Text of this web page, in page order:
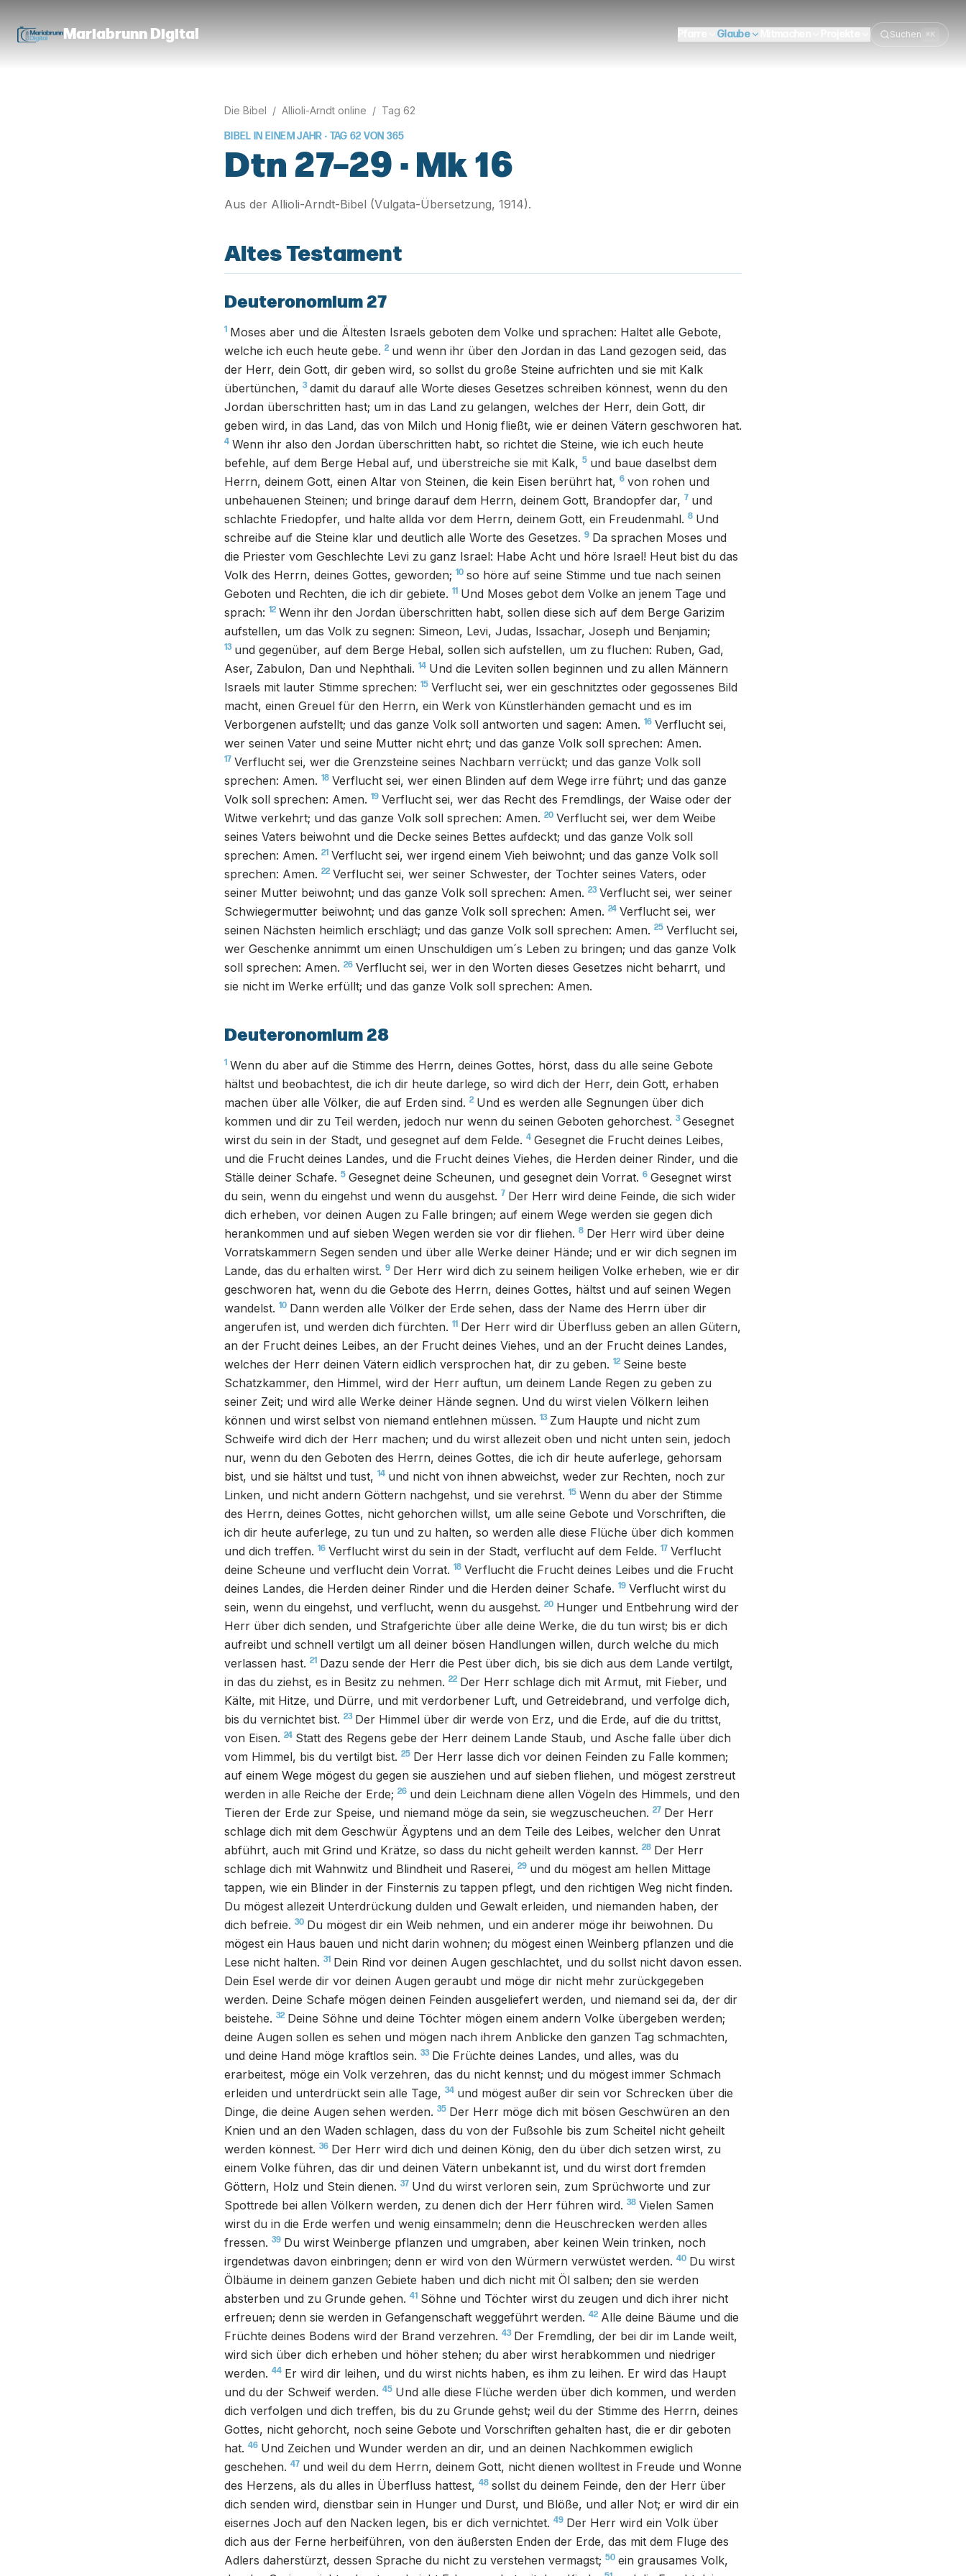
Mariabrunn Digital Glaube Suchen ⌘K
Die Bibel / Allioli-Arndt online / Tag 62
BIBEL IN EINEM JAHR · TAG62 VON 365
Dtn 27–29 · Mk 16
Aus der Allioli-Arndt-Bibel (Vulgata-Übersetzung, 1914).
Altes Testament
Deuteronomium 27
1 Moses aber und die Ältesten Israels geboten dem Volke und sprachen: Haltet alle Gebote,
welche ich euch heute gebe. 2 und wenn ihr über den Jordan in das Land gezogen seid, das
der Herr, dein Gott, dir geben wird, so sollst du große Steine aufrichten und sie mit Kalk
übertünchen, 3 damit du darauf alle Worte dieses Gesetzes schreiben könnest, wenn du den
Jordan überschritten hast; um in das Land zu gelangen, welches der Herr, dein Gott, dir
geben wird, in das Land, das von Milch und Honig fließt, wie er deinen Vätern geschworen hat.
4 Wenn ihr also den Jordan überschritten habt, so richtet die Steine, wie ich euch heute
befehle, auf dem Berge Hebal auf, und überstreiche sie mit Kalk, 5 und baue daselbst dem
Herrn, deinem Gott, einen Altar von Steinen, die kein Eisen berührt hat, 6 von rohen und
unbehauenen Steinen; und bringe darauf dem Herrn, deinem Gott, Brandopfer dar, 7 und
schlachte Friedopfer, und halte allda vor dem Herrn, deinem Gott, ein Freudenmahl. 8 Und
schreibe auf die Steine klar und deutlich alle Worte des Gesetzes. 9 Da sprachen Moses und
die Priester vom Geschlechte Levi zu ganz Israel: Habe Acht und höre Israel! Heut bist du das
Volk des Herrn, deines Gottes, geworden; 10 so höre auf seine Stimme und tue nach seinen
Geboten und Rechten, die ich dir gebiete. 11 Und Moses gebot dem Volke an jenem Tage und
sprach: 12 Wenn ihr den Jordan überschritten habt, sollen diese sich auf dem Berge Garizim
aufstellen, um das Volk zu segnen: Simeon, Levi, Judas, Issachar, Joseph und Benjamin;
13 und gegenüber, auf dem Berge Hebal, sollen sich aufstellen, um zu fluchen: Ruben, Gad,
Aser, Zabulon, Dan und Nephthali. 14 Und die Leviten sollen beginnen und zu allen Männern
Israels mit lauter Stimme sprechen: 15 Verflucht sei, wer ein geschnitztes oder gegossenes Bild
macht, einen Greuel für den Herrn, ein Werk von Künstlerhänden gemacht und es im
Verborgenen aufstellt; und das ganze Volk soll antworten und sagen: Amen. 16 Verflucht sei,
wer seinen Vater und seine Mutter nicht ehrt; und das ganze Volk soll sprechen: Amen.
17 Verflucht sei, wer die Grenzsteine seines Nachbarn verrückt; und das ganze Volk soll
sprechen: Amen. 18 Verflucht sei, wer einen Blinden auf dem Wege irre führt; und das ganze
Volk soll sprechen: Amen. 19 Verflucht sei, wer das Recht des Fremdlings, der Waise oder der
Witwe verkehrt; und das ganze Volk soll sprechen: Amen. 20 Verflucht sei, wer dem Weibe
seines Vaters beiwohnt und die Decke seines Bettes aufdeckt; und das ganze Volk soll
sprechen: Amen. 21 Verflucht sei, wer irgend einem Vieh beiwohnt; und das ganze Volk soll
sprechen: Amen. 22 Verflucht sei, wer seiner Schwester, der Tochter seines Vaters, oder
seiner Mutter beiwohnt; und das ganze Volk soll sprechen: Amen. 23 Verflucht sei, wer seiner
Schwiegermutter beiwohnt; und das ganze Volk soll sprechen: Amen. 24 Verflucht sei, wer
seinen Nächsten heimlich erschlägt; und das ganze Volk soll sprechen: Amen. 25 Verflucht sei,
wer Geschenke annimmt um einen Unschuldigen um´s Leben zu bringen; und das ganze Volk
soll sprechen: Amen. 26 Verflucht sei, wer in den Worten dieses Gesetzes nicht beharrt, und
sie nicht im Werke erfüllt; und das ganze Volk soll sprechen: Amen.
Deuteronomium 28
1 Wenn du aber auf die Stimme des Herrn, deines Gottes, hörst, dass du alle seine Gebote
hältst und beobachtest, die ich dir heute darlege, so wird dich der Herr, dein Gott, erhaben
machen über alle Völker, die auf Erden sind. 2 Und es werden alle Segnungen über dich
kommen und dir zu Teil werden, jedoch nur wenn du seinen Geboten gehorchest. 3 Gesegnet
wirst du sein in der Stadt, und gesegnet auf dem Felde. 4 Gesegnet die Frucht deines Leibes,
und die Frucht deines Landes, und die Frucht deines Viehes, die Herden deiner Rinder, und die
Ställe deiner Schafe. 5 Gesegnet deine Scheunen, und gesegnet dein Vorrat. 6 Gesegnet wirst
du sein, wenn du eingehst und wenn du ausgehst. 7 Der Herr wird deine Feinde, die sich wider
dich erheben, vor deinen Augen zu Falle bringen; auf einem Wege werden sie gegen dich
herankommen und auf sieben Wegen werden sie vor dir fliehen. 8 Der Herr wird über deine
Vorratskammern Segen senden und über alle Werke deiner Hände; und er wir dich segnen im
Lande, das du erhalten wirst. 9 Der Herr wird dich zu seinem heiligen Volke erheben, wie er dir
geschworen hat, wenn du die Gebote des Herrn, deines Gottes, hältst und auf seinen Wegen
wandelst. 10 Dann werden alle Völker der Erde sehen, dass der Name des Herrn über dir
angerufen ist, und werden dich fürchten. 11 Der Herr wird dir Überfluss geben an allen Gütern,
an der Frucht deines Leibes, an der Frucht deines Viehes, und an der Frucht deines Landes,
welches der Herr deinen Vätern eidlich versprochen hat, dir zu geben. 12 Seine beste
Schatzkammer, den Himmel, wird der Herr auftun, um deinem Lande Regen zu geben zu
seiner Zeit; und wird alle Werke deiner Hände segnen. Und du wirst vielen Völkern leihen
können und wirst selbst von niemand entlehnen müssen. 13 Zum Haupte und nicht zum
Schweife wird dich der Herr machen; und du wirst allezeit oben und nicht unten sein, jedoch
nur, wenn du den Geboten des Herrn, deines Gottes, die ich dir heute auferlege, gehorsam
bist, und sie hältst und tust, 14 und nicht von ihnen abweichst, weder zur Rechten, noch zur
Linken, und nicht andern Göttern nachgehst, und sie verehrst. 15 Wenn du aber der Stimme
des Herrn, deines Gottes, nicht gehorchen willst, um alle seine Gebote und Vorschriften, die
ich dir heute auferlege, zu tun und zu halten, so werden alle diese Flüche über dich kommen
und dich treffen. 16 Verflucht wirst du sein in der Stadt, verflucht auf dem Felde. 17 Verflucht
deine Scheune und verflucht dein Vorrat. 18 Verflucht die Frucht deines Leibes und die Frucht
deines Landes, die Herden deiner Rinder und die Herden deiner Schafe. 19 Verflucht wirst du
sein, wenn du eingehst, und verflucht, wenn du ausgehst. 20 Hunger und Entbehrung wird der
Herr über dich senden, und Strafgerichte über alle deine Werke, die du tun wirst; bis er dich
aufreibt und schnell vertilgt um all deiner bösen Handlungen willen, durch welche du mich
verlassen hast. 21 Dazu sende der Herr die Pest über dich, bis sie dich aus dem Lande vertilgt,
in das du ziehst, es in Besitz zu nehmen. 22 Der Herr schlage dich mit Armut, mit Fieber, und
Kälte, mit Hitze, und Dürre, und mit verdorbener Luft, und Getreidebrand, und verfolge dich,
bis du vernichtet bist. 23 Der Himmel über dir werde von Erz, und die Erde, auf die du trittst,
von Eisen. 24 Statt des Regens gebe der Herr deinem Lande Staub, und Asche falle über dich
vom Himmel, bis du vertilgt bist. 25 Der Herr lasse dich vor deinen Feinden zu Falle kommen;
auf einem Wege mögest du gegen sie ausziehen und auf sieben fliehen, und mögest zerstreut
werden in alle Reiche der Erde; 26 und dein Leichnam diene allen Vögeln des Himmels, und den
Tieren der Erde zur Speise, und niemand möge da sein, sie wegzuscheuchen. 27 Der Herr
schlage dich mit dem Geschwür Ägyptens und an dem Teile des Leibes, welcher den Unrat
abführt, auch mit Grind und Krätze, so dass du nicht geheilt werden kannst. 28 Der Herr
schlage dich mit Wahnwitz und Blindheit und Raserei, 29 und du mögest am hellen Mittage
tappen, wie ein Blinder in der Finsternis zu tappen pflegt, und den richtigen Weg nicht finden.
Du mögest allezeit Unterdrückung dulden und Gewalt erleiden, und niemanden haben, der
dich befreie. 30 Du mögest dir ein Weib nehmen, und ein anderer möge ihr beiwohnen. Du
mögest ein Haus bauen und nicht darin wohnen; du mögest einen Weinberg pflanzen und die
Lese nicht halten. 31 Dein Rind vor deinen Augen geschlachtet, und du sollst nicht davon essen.
Dein Esel werde dir vor deinen Augen geraubt und möge dir nicht mehr zurückgegeben
werden. Deine Schafe mögen deinen Feinden ausgeliefert werden, und niemand sei da, der dir
beistehe. 32 Deine Söhne und deine Töchter mögen einem andern Volke übergeben werden;
deine Augen sollen es sehen und mögen nach ihrem Anblicke den ganzen Tag schmachten,
und deine Hand möge kraftlos sein. 33 Die Früchte deines Landes, und alles, was du
erarbeitest, möge ein Volk verzehren, das du nicht kennst; und du mögest immer Schmach
erleiden und unterdrückt sein alle Tage, 34 und mögest außer dir sein vor Schrecken über die
Dinge, die deine Augen sehen werden. 35 Der Herr möge dich mit bösen Geschwüren an den
Knien und an den Waden schlagen, dass du von der Fußsohle bis zum Scheitel nicht geheilt
werden könnest. 36 Der Herr wird dich und deinen König, den du über dich setzen wirst, zu
einem Volke führen, das dir und deinen Vätern unbekannt ist, und du wirst dort fremden
Göttern, Holz und Stein dienen. 37 Und du wirst verloren sein, zum Sprüchworte und zur
Spottrede bei allen Völkern werden, zu denen dich der Herr führen wird. 38 Vielen Samen
wirst du in die Erde werfen und wenig einsammeln; denn die Heuschrecken werden alles
fressen. 39 Du wirst Weinberge pflanzen und umgraben, aber keinen Wein trinken, noch
irgendetwas davon einbringen; denn er wird von den Würmern verwüstet werden. 40 Du wirst
Ölbäume in deinem ganzen Gebiete haben und dich nicht mit Öl salben; den sie werden
absterben und zu Grunde gehen. 41 Söhne und Töchter wirst du zeugen und dich ihrer nicht
erfreuen; denn sie werden in Gefangenschaft weggeführt werden. 42 Alle deine Bäume und die
Früchte deines Bodens wird der Brand verzehren. 43 Der Fremdling, der bei dir im Lande weilt,
wird sich über dich erheben und höher stehen; du aber wirst herabkommen und niedriger
werden. 44 Er wird dir leihen, und du wirst nichts haben, es ihm zu leihen. Er wird das Haupt
und du der Schweif werden. 45 Und alle diese Flüche werden über dich kommen, und werden
dich verfolgen und dich treffen, bis du zu Grunde gehst; weil du der Stimme des Herrn, deines
Gottes, nicht gehorcht, noch seine Gebote und Vorschriften gehalten hast, die er dir geboten
hat. 46 Und Zeichen und Wunder werden an dir, und an deinen Nachkommen ewiglich
geschehen. 47 und weil du dem Herrn, deinem Gott, nicht dienen wolltest in Freude und Wonne
des Herzens, als du alles in Überfluss hattest, 48 sollst du deinem Feinde, den der Herr über
dich senden wird, dienstbar sein in Hunger und Durst, und Blöße, und aller Not; er wird dir ein
eisernes Joch auf den Nacken legen, bis er dich vernichtet. 49 Der Herr wird ein Volk über
dich aus der Ferne herbeiführen, von den äußersten Enden der Erde, das mit dem Fluge des
Adlers daherstürzt, dessen Sprache du nicht zu verstehen vermagst; 50 ein grausames Volk,